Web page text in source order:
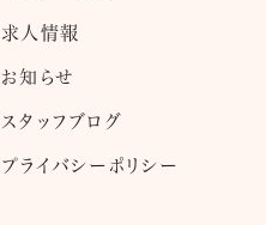
求人情報
お知らせ
スタッフブログ
プライバシーポリシー